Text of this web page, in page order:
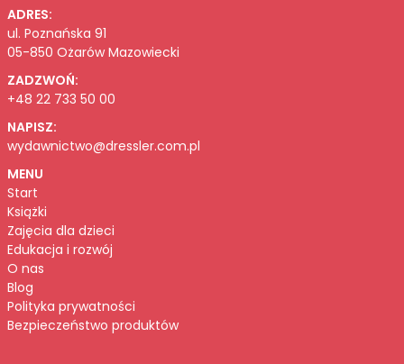
ADRES:
ul. Poznańska 91
05-850 Ożarów Mazowiecki
ZADZWOŃ:
+48 22 733 50 00
NAPISZ:
wydawnictwo@dressler.com.pl
MENU
Start
Książki
Zajęcia dla dzieci
Edukacja i rozwój
O nas
Blog
Polityka prywatności
Bezpieczeństwo produktów